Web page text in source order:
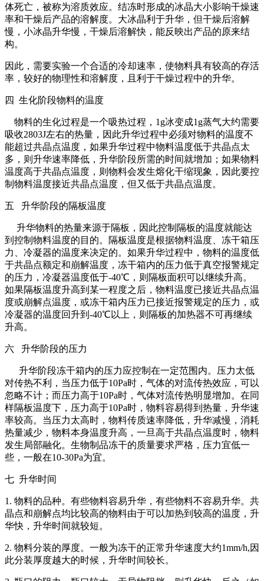
体死亡，被称为溶质效应。结冻时形成的冰晶大小影响干燥速
率和干燥后产品的溶解度。大冰晶利于升华，但干燥后溶解
慢，小冰晶升华慢，干燥后溶解快，能反映出产品的原来结
构。
因此，需要实验一个合适的冷却速率，使物料具有较高的存活
率，较好的物理性和溶解度，且利于干燥过程中的升华。
四 生化阶段物料的温度
物料的生化过程是一个吸热过程，1g冰变成1g蒸气大约需要
吸收2803J左右的热量，因此升华过程中必须对物料的温度不
能超过共晶点温度，如果升华过程中物料温度低于共晶点太
多，则升华速率降低，升华阶段所需的时间就增加；如果物料
温度高于共晶点温度，则物料会发生熔化干缩现象，因此要控
制物料温度接近共晶点温度，但又低于共晶点温度。
五 升华阶段的隔板温度
升华物料的热量来源于隔板，因此控制隔板的温度就能达
到控制物料温度的目的。隔板温度是根据物料温度、冻干箱压
力、冷凝器的温度来决定的。如果升华过程中，物料的温度低
于共晶点额定和崩解温度，冻干箱内的压力低于真空报警规定
的压力，冷凝器温度低于-40℃，则隔板面积可以继续升高。
如果隔板温度升高到某一程度之后，物料温度已接近共晶点温
度或崩解点温度，或冻干箱内压力已接近报警规定的压力，或
冷凝器的温度回升到-40℃以上，则隔板的加热器不可再继续
升高。
六 升华阶段的压力
升华阶段冻干箱内的压力应控制在一定范围内。压力太低
对传热不利，当压力低于10Pa时，气体的对流传热效应，可以
忽略不计；而压力高于10Pa时，气体对流传热明显增加。在同
样隔板温度下，压力高于10Pa时，物料容易得到热量，升华速
率较高。当压力太高时，物料传质速率降低，升华减慢，消耗
热量减少，物料本身温度升高，一旦高于共晶点温度时，物料
发生局部融化。生物制品冻干的质量要求严格，压力宜低一
些，一般在10-30Pa为宜。
七 升华时间
1. 物料的品种。有些物料容易升华，有些物料不容易升华。共
晶点和崩解点均比较高的物料由于可以加热到较高的温度，升
华快，升华时间就较短。
2. 物料分装的厚度。一般为冻干的正常升华速度大约1mm/h,因
此分装厚度越大的时候，升华时间较长。